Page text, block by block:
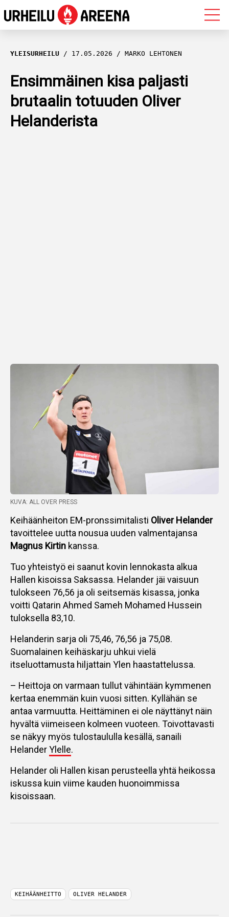
OLYMPIALAISET
MAASTOHIIHTO
AMPUMAHIIHTO
YLEISURHEILU
YLEISURHEILU 17.05.2026 MARKO LEHTONEN
Ensimmäinen kisa paljasti
brutaalin totuuden Oliver
Helanderista
KUVA: ALL OVER PRESS
Keihäänheiton EM-pronssimitalisti Oliver Helander
tavoittelee uutta nousua uuden valmentajansa
Magnus Kirtin kanssa.
Tuo yhteistyö ei saanut kovin lennokasta alkua
Hallen kisoissa Saksassa. Helander jäi vaisuun
tulokseen 76,56 ja oli seitsemäs kisassa, jonka
voitti Qatarin Ahmed Sameh Mohamed Hussein
tuloksella 83,10.
Helanderin sarja oli 75,46, 76,56 ja 75,08.
Suomalainen keihäskarju uhkui vielä
itseluottamusta hiljattain Ylen haastattelussa.
– Heittoja on varmaan tullut vähintään kymmenen
kertaa enemmän kuin vuosi sitten. Kyllähän se
antaa varmuutta. Heittäminen ei ole näyttänyt näin
hyvältä viimeiseen kolmeen vuoteen. Toivottavasti
se näkyy myös tulostaululla kesällä, sanaili
HelanderYlelle.
Helander oli Hallen kisan perusteella yhtä heikossa
iskussa kuin viime kauden huonoimmissa
kisoissaan.
KEIHÄÄNHEITTO OLIVER HELANDER